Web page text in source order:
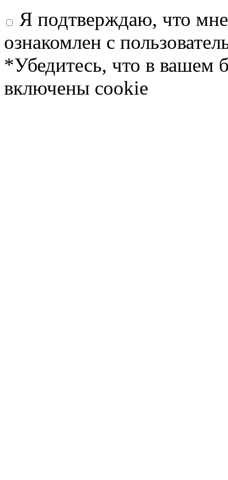
Я подтверждаю, что
ознакомлен с
*Убедитесь, что в вашем
включены cookie